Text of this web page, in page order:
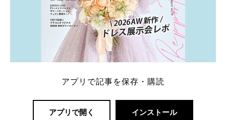
アプリで記事を保存・購読
アプリで開く インストール